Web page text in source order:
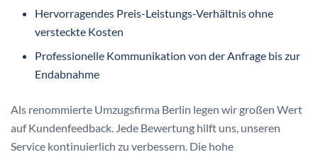
Hervorragendes Preis-Leistungs-Verhältnis ohne
versteckte Kosten
Professionelle Kommunikation von der Anfrage bis zur
Endabnahme
Als renommierte Umzugsfirma Berlin legen wir großen Wert
auf Kundenfeedback. Jede Bewertung hilft uns, unseren
Service kontinuierlich zu verbessern. Die hohe